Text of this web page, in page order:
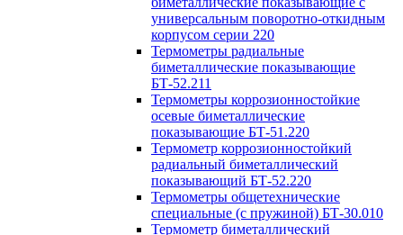
универсальным поворотно-откидным
корпусом серии 220
Термометры радиальные
биметаллические показывающие
БТ-52.211
Термометры коррозионностойкие
осевые биметаллические
показывающие БТ-51.220
Термометр коррозионностойкий
радиальный биметаллический
показывающий БТ-52.220
Термометры общетехнические
специальные (с пружиной) БТ-30.010
Термометр биметаллический